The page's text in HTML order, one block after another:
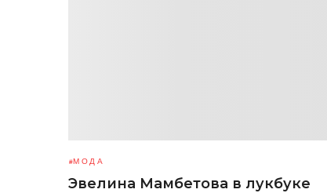
МОДА
Эвелина Мамбетова в лукбуке